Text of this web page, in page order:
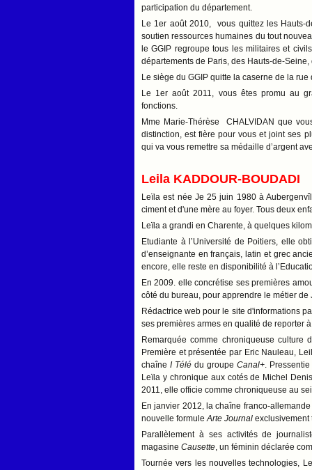
participation du département.
Le 1er août 2010, vous quittez les Hauts-
soutien ressources humaines du tout
le GGIP regroupe tous les militaires et
départements de Paris, des Hauts-de-
Le siège du GGIP quitte la caserne de la
Le 1er août 2011, vous êtes promu au
fonctions.
Mme Marie-Thérèse CHALVIDAN que
distinction, est fière pour vous et joint ses
qui va vous remettre sa médaille d’argent
Leila KADDOUR-BOUDADI
Leïla est née Je 25 juin 1980 à
ciment et d'une mère au foyer. Tous deux
Leïla a grandi en Charente, à quelques
Etudiante à l’Université de Poitiers, elle
d’enseignante en français, latin et grec
encore, elle reste en disponibilité à
En 2009. elle concrétise ses premières
côté du bureau, pour apprendre le métier
Rédactrice web pour le site d'informations
ses premières armes en qualité de reporter
Remarquée comme chroniqueuse culture
Première et présentée par Eric Nauleau,
chaîne I Télédu groupe Canal+.
Leïla y chronique aux cotés de Michel
2011, elle officie comme chroniqueuse au
En janvier 2012, la chaîne franco-allemande
nouvelle formuleArte Journal exclusivement
Parallèlement à ses activités de
magasineCausette, un féminin déclarée
Tournée vers les nouvelles technologies,